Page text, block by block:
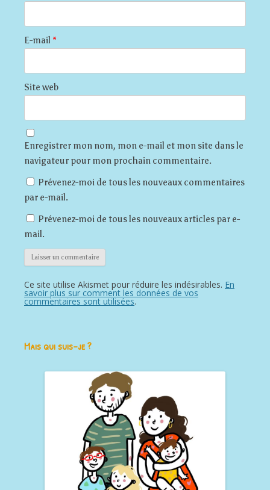
E-mail *
Site web
Enregistrer mon nom, mon e-mail et mon site dans le
navigateur pour mon prochain commentaire.
Prévenez-moi de tous les nouveaux commentaires
par e-mail.
Prévenez-moi de tous les nouveaux articles par e-
mail.
Ce site utilise Akismet pour réduire les indésirables. En
savoir plus sur comment les données de vos
commentaires sont utilisées.
Mais qui suis-je ?